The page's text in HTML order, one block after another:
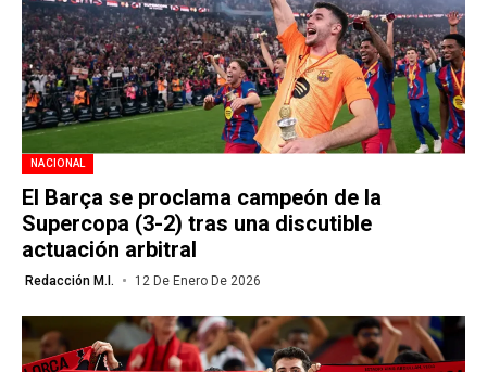
NACIONAL
El Barça se proclama campeón de la
Supercopa (3-2) tras una discutible
actuación arbitral
Redacción M.I. 12 De Enero De 2026